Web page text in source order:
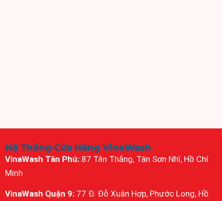
Hệ Thống Cửa Hàng VinaWash
VinaWash Tân Phú: 87 Tân Thắng, Tân Sơn Nhì, Hồ Chí
Minh
VinaWash Quận 9: 77 Đ. Đỗ Xuân Hợp, Phước Long, Hồ